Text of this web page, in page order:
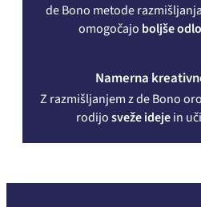
de Bono metode
omogočajo boljše
Namerna
Z razmišljanjem z de Bono
rodijosveže idejein